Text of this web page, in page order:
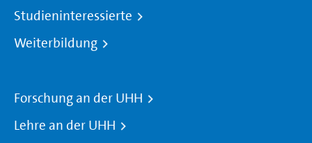
Studieninteressierte
Weiterbildung
Forschung an der UHH
Lehre an der UHH